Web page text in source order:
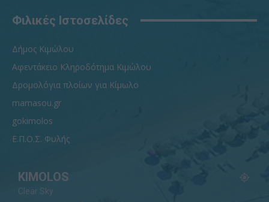
Φιλικές Ιστοσελίδες
Δήμος Κιμώλου
Αφεντάκειο Κληροδότημα Κιμώλου
Δρομολόγια πλοίων για Κίμωλο
mamasou.gr
gokimolos
Ε.Π.Ο.Σ. Φυλής
KIMOLOS
Clear Sky